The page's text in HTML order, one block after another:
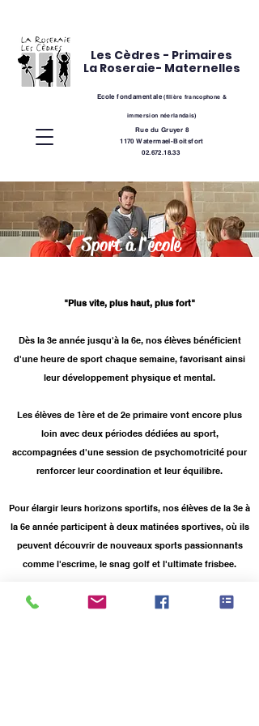
Ecole fondamentale(filière francophone &
immersion néerlandais)
Rue du Gruyer 8
1170 Watermael-Boitsfort
02.672.18.33
Les Cèdres - Primaires
La Roseraie- Maternelles
Sport à l'école
"Plus vite, plus haut, plus fort"
Dès la 3e année jusqu'à la 6e, nos élèves bénéficient
d'une heure de sport chaque semaine, favorisant ainsi
leur développement physique et mental.
Les élèves de 1ère et de 2e primaire vont encore plus
loin avec deux périodes dédiées au sport,
accompagnées d'une session de psychomotricité pour
renforcer leur coordination et leur équilibre.
Pour élargir leurs horizons sportifs, nos élèves de la 3e à
la 6e année participent à deux matinées sportives, où ils
peuvent découvrir de nouveaux sports passionnants
comme l'escrime, le snag golf et l'ultimate frisbee.
Grâce à notre partenariat avec le stade des 3 Tilleuls, nos